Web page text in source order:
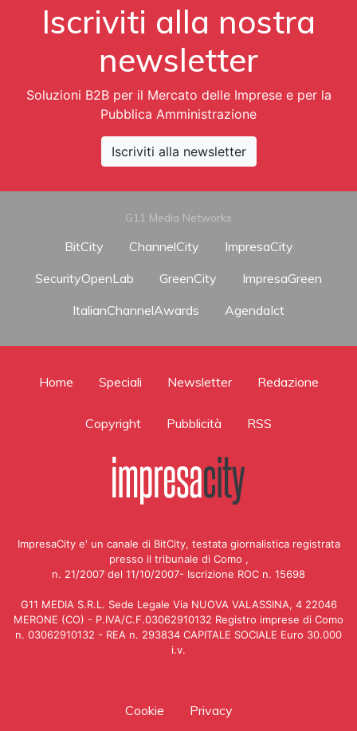
Iscriviti alla nostra
newsletter
Soluzioni B2B per il Mercato delle Imprese e per la
Pubblica Amministrazione
Iscriviti alla newsletter
G11 Media Networks
BitCity ChannelCity
ImpresaCity
SecurityOpenLab
GreenCity
ImpresaGreen
ItalianChannelAwards
AgendaIct
Home Speciali Newsletter Redazione
Copyright Pubblicità RSS
ImpresaCity e' un canale di BitCity, testata giornalistica registrata
presso il tribunale di Como ,
n. 21/2007 del 11/10/2007- Iscrizione ROC n. 15698
G11 MEDIA S.R.L. Sede Legale Via NUOVA VALASSINA, 4 22046
MERONE (CO) - P.IVA/C.F.03062910132 Registro imprese di Como
n. 03062910132 - REA n. 293834 CAPITALE SOCIALE Euro 30.000
i.v.
Cookie Privacy